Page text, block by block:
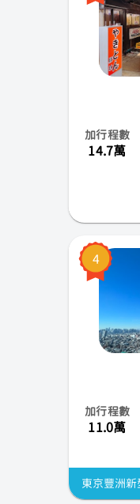
佐賀
加行程數
14.7萬
4
加行程數
11.0萬